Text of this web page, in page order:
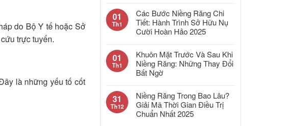
do Bộ Y tế hoặc Sở
trực tuyến.
là những yếu tố cốt
01
Th1
Các Bước Niềng Răng Chi
Tiết: Hành Trình Sở Hữu Nụ
Cười Hoàn Hảo 2025
01
Th1
Khuôn Mặt Trước Và Sau Khi
Niềng Răng: Những Thay Đổi
Bất Ngờ
31
Th12
Niềng Răng Trong Bao Lâu?
Giải Mã Thời Gian Điều Trị
Chuẩn Nhất 2025